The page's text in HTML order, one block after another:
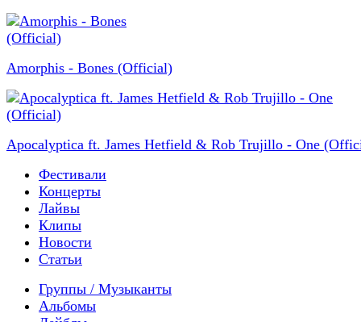
Amorphis - Bones (Official)
Apocalyptica ft. James Hetfield & Rob Trujillo - One
Фестивали
Концерты
Лайвы
Клипы
Новости
Статьи
Группы / Музыканты
Альбомы